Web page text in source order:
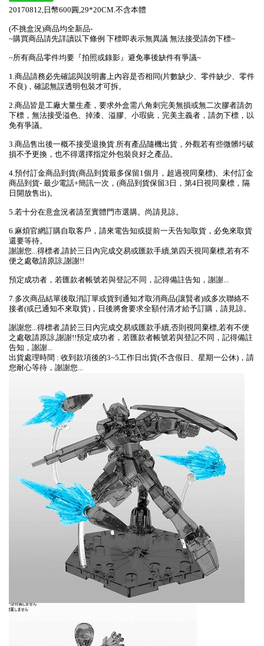
20170812,日幣600圓,29*20CM.不含本體
(不挑盒況)商品均全新品-
~購買商品請先詳讀以下條例 下標即表示無異議 無法接受請勿下標~
~所有商品零件均要『拍照或錄影』避免事後缺件有爭議~
1.商品請務必先確認與說明書上內容是否相同(片數缺少、零件缺少、零件
不良)，確認無誤透明包裝才可拆。
2.商品皆是工廠大量生產，要求外盒需八角刺完美無損或無二次膠者請勿
下標，無法接受溢色、掉漆、溢膠、小瑕疵，完美主義者，請勿下標，以
免有爭議。
3.商品售出後一概不接受退換貨.所有產品隨機出貨，外觀若有些微髒圬破
損不予更換，也不得選擇指定外包裝良好之產品。
4.預付訂金商品到貨(商品到貨最多保留1個月，超過視同棄標)、未付訂金
商品到貨- 最少電話+簡訊一次，(商品到貨保留3日，第4日視同棄標，隔
日開放售出)。
5.若十分在意盒況者請至實體門市選購。尚請見諒。
6.麻煩官網訂購自取客戶，請來電告知或提前一天告知取貨，必免來取貨
還要等待。
謝謝您...得標者,請於三日內完成交易或匯款手續,第四天視同棄標,若有不
便之處敬請原諒,謝謝!!
預定成功者，若匯款者帳號若與登記不同，記得備註告知，謝謝...
7.多次商品結單後取消訂單或貨到通知才取消商品(讓賢者)或多次聯絡不
接者(或已通知不來取貨)，日後將會要求全額付清才給予訂購，請見諒。
謝謝您...得標者,請於三日內完成交易或匯款手續,否則視同棄標,若有不便
之處敬請原諒,謝謝!!預定成功者，若匯款者帳號若與登記不同，記得備註
告知，謝謝...
出貨處理時間 : 收到款項後的3~5工作日出貨(不含假日、星期一公休)，請
您耐心等待，謝謝您...